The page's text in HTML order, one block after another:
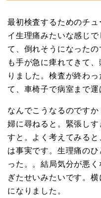
最初検査するためのチ
イ生理痛みたいな感じ
て、倒れそうになった
も手が急に痺れてきて
りました。検査が終わ
て、車椅子で病室まで運
なんでこうなるのです
婦に尋ねると。緊張し
すと。よく考えてみる
は事実です。生理痛の
った。。結局気分が悪
ぎたせいみたいです。
になりました。